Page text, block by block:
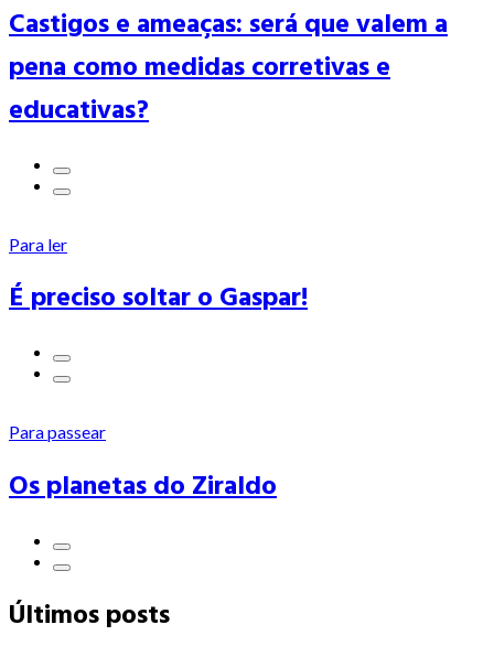
Castigos e ameaças: será que valem a
pena como medidas corretivas e
educativas?
Para ler
É preciso soltar o Gaspar!
Para passear
Os planetas do Ziraldo
Últimos posts